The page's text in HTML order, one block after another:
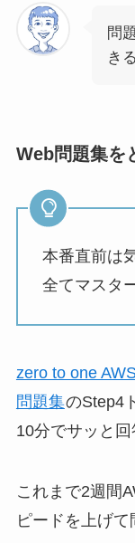
問
き
Web問題集を
本番直前は
全てマスタ
zero to one
問題集のStep4
10分でサッと回
これまで2週間
ピードを上げて